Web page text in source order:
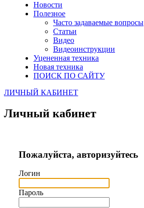
Новости
Полезное
Часто задаваемые вопросы
Статьи
Видео
Видеоинструкции
Уцененная техника
Новая техника
ПОИСК ПО САЙТУ
ЛИЧНЫЙ КАБИНЕТ
Личный кабинет
Пожалуйста, авторизуйтесь
Логин
Пароль